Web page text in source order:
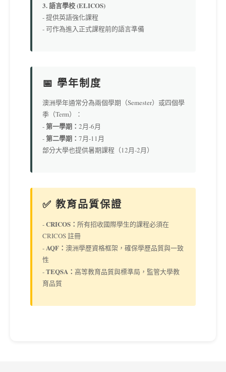
3. 語言學校 (ELICOS)
- 提供英語強化課程
- 可作為進入正式課程前的語言準備
📅 學年制度
澳洲學年通常分為兩個學期（Semester）或四個學
季（Term）：
-第一學期： 2月-6月
-第二學期： 7月-11月
部分大學也提供暑期課程（12月-2月）
✅ 教育品質保證
-CRICOS： 所有招收國際學生的課程必須在
CRICOS 註冊
-AQF： 澳洲學歷資格框架，確保學歷品質與一致
性
-TEQSA： 高等教育品質與標準局，監管大學教
育品質